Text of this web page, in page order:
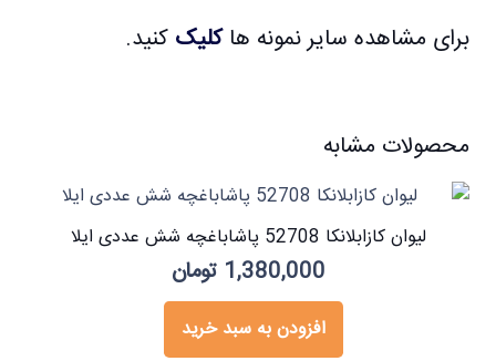
برای مشاهده سایر نمونه هاکلیک کنید.
محصولات مشابه
لیوان کازابلانکا 52708 پاشاباغچه شش عددی ایلا
1,380,000 تومان
افزودن به سبد خرید